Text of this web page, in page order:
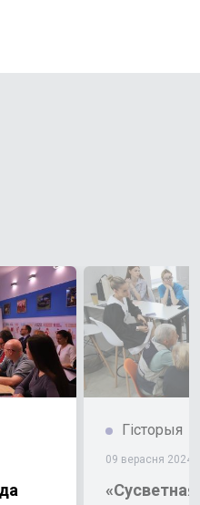
Гісторыя
09 верасня 2024